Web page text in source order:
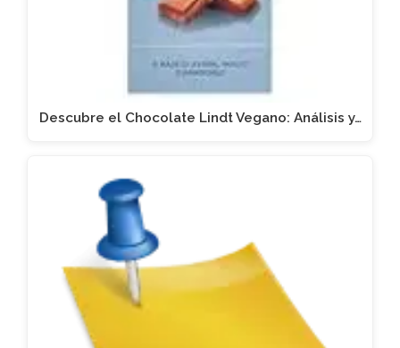
Descubre el Chocolate Lindt Vegano: Análisis y…